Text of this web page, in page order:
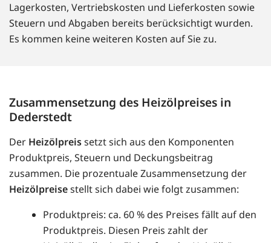
Lagerkosten, Vertriebskosten und Lieferkosten sowie
Steuern und Abgaben bereits berücksichtigt wurden.
Es kommen keine weiteren Kosten auf Sie zu.
Zusammensetzung des Heizölpreises in
Dederstedt
Der Heizölpreissetzt sich aus den Komponenten
Produktpreis, Steuern und Deckungsbeitrag
zusammen. Die prozentuale Zusammensetzung der
Heizölpreisestellt sich dabei wie folgt zusammen:
Produktpreis: ca. 60 % des Preises fällt auf den
Produktpreis. Diesen Preis zahlt der